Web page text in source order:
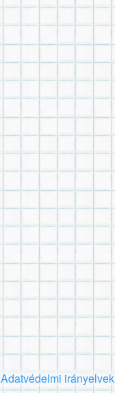
Adatvédelmi irányelvek